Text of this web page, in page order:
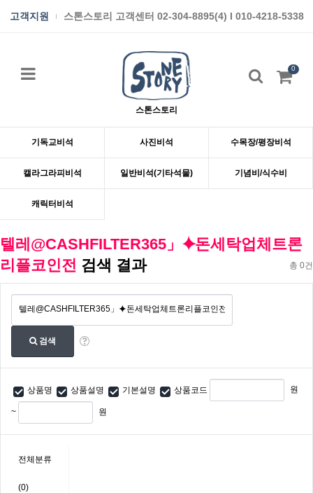
고객지원 스톤스토리 고객센터 02-304-8895(4) I 010-4218-5338
스톤스토리
0
기독교비석 사진비석 수목장/평장비석
캘라그라피비석 일반비석(기타석물) 기념비/식수비
캐릭터비석
텔레@CASHFILTER365」⯌돈세탁업체트론
리플코인전 검색 결과 총 0건
검색
상품명 상품설명 기본설명 상품코드 원
~ 원
전체분류
(0)